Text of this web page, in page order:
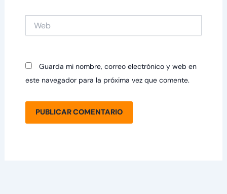
Guarda mi nombre, correo electrónico y web en
este navegador para la próxima vez que comente.